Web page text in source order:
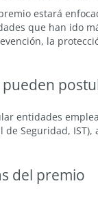
estará
que han ido
la
pueden
entidades
de Seguridad,
del premio